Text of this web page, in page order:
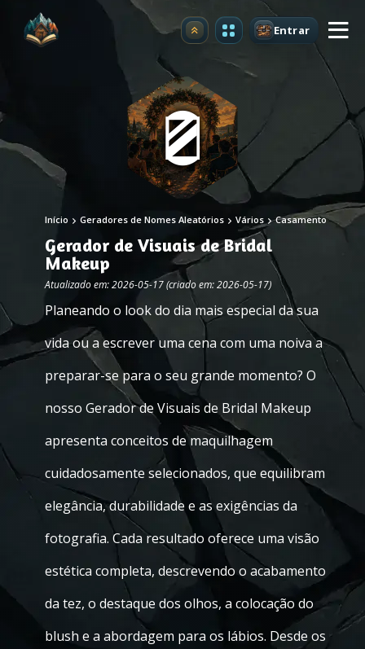
Atualizar Entrar
Início Geradores de Nomes Aleatórios Vários Casamento
Gerador de Visuais de Bridal
Makeup
Atualizado em: 2026-05-17 (criado em: 2026-05-17)
Planeando o look do dia mais especial da sua
vida ou a escrever uma cena com uma noiva a
preparar-se para o seu grande momento? O
nosso Gerador de Visuais de Bridal Makeup
apresenta conceitos de maquilhagem
cuidadosamente selecionados, que equilibram
elegância, durabilidade e as exigências da
fotografia. Cada resultado oferece uma visão
estética completa, descrevendo o acabamento
da tez, o destaque dos olhos, a colocação do
blush e a abordagem para os lábios. Desde os